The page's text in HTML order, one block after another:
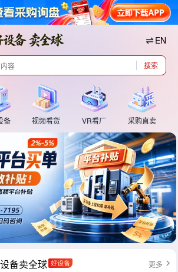
EN
搜索
备 视频看货 VR看厂 采购直卖
备卖全球 更多